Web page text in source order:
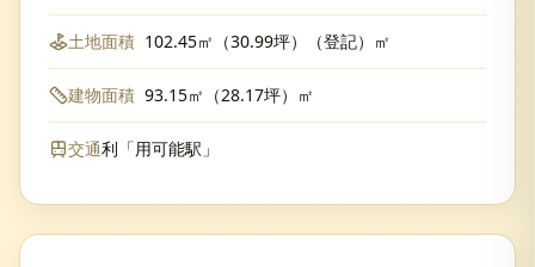
土地面積 102.45㎡（30.99坪）（登記）㎡
建物面積 93.15㎡（28.17坪）㎡
交通利「用可能駅」